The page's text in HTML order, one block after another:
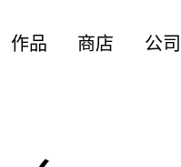
作品 商店 公司